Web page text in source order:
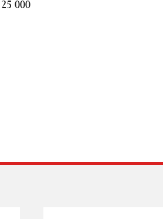
000